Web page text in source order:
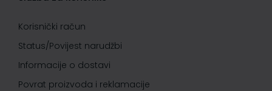
Korisnički račun
Status/Povijest narudžbi
Informacije o dostavi
Povrat proizvoda i reklamacije